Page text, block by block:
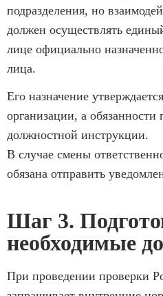
подразделения, но
должен осуществлять
лице официально
лица.
Его назначение
организации, а
должностной инструкции.
В случае смены
обязана отправить
Шаг 3.
необходимые
При проведении проверки